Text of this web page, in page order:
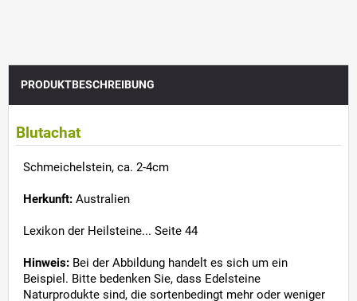
PRODUKTBESCHREIBUNG
Blutachat
Schmeichelstein, ca. 2-4cm
Herkunft: Australien
Lexikon der Heilsteine... Seite 44
Hinweis: Bei der Abbildung handelt es sich um ein
Beispiel. Bitte bedenken Sie, dass Edelsteine
Naturprodukte sind, die sortenbedingt mehr oder weniger